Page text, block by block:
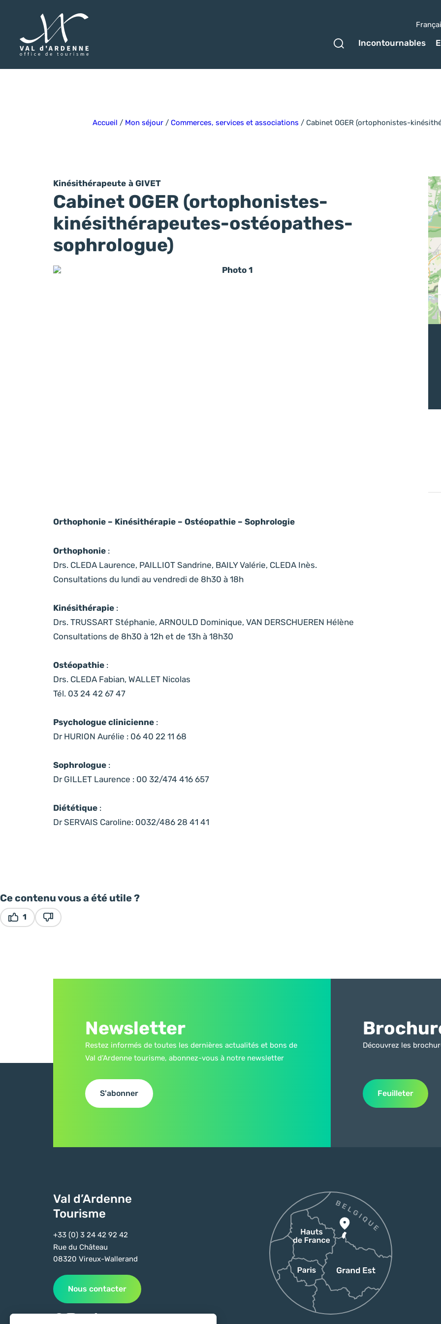
Ouvrir le formulaire
Incontournables
Accueil / Mon séjour /Commerces, services et associations / Cabinet OGER (ortophonistes-
Kinésithérapeute à GIVET
Cabinet OGER (ortophonistes-
kinésithérapeutes-ostéopathes-
sophrologue)
Photo 1
Orthophonie – Kinésithérapie – Ostéopathie – Sophrologie
Orthophonie:
Drs. CLEDA Laurence, PAILLIOT Sandrine, BAILY Valérie, CLEDA Inès.
Consultations du lundi au vendredi de 8h30 à 18h
Kinésithérapie:
Drs. TRUSSART Stéphanie, ARNOULD Dominique, VAN DERSCHUEREN Hélène
Consultations de 8h30 à 12h et de 13h à 18h30
Ostéopathie:
Drs. CLEDA Fabian, WALLET Nicolas
Tél. 03 24 42 67 47
Psychologue clinicienne:
Dr HURION Aurélie : 06 40 22 11 68
Sophrologue:
Dr GILLET Laurence : 00 32/474 416 657
Diététique:
Dr SERVAIS Caroline: 0032/486 28 41 41
Ce contenu vous a été utile ?
1
Newsletter
Restez informés de toutes les dernières actualités et bons de
Val d’Ardenne tourisme, abonnez-vous à notre newsletter
S'abonner
Découvrez les
Feuilleter
Val d’Ardenne
Tourisme
+33 (0) 3 24 42 92 42
Rue du Château
08320 Vireux-Wallerand
Nous contacter
Suivez-nous sur Facebook
Suivez-nous sur Instagram
Suivez-nous sur Youtube
Suivez-nous sur Tiktok